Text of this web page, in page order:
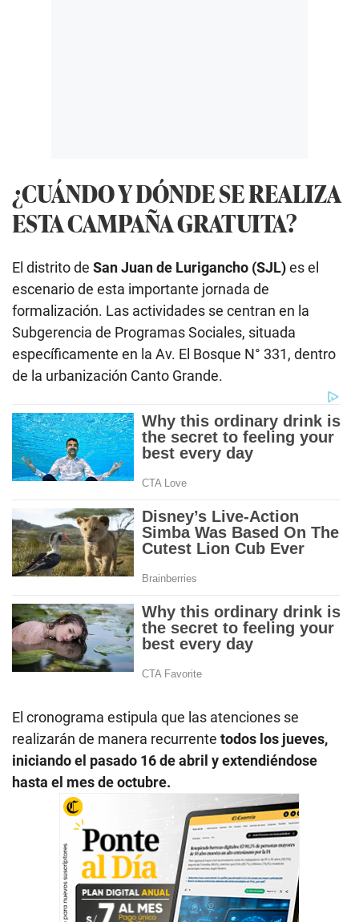
¿CUÁNDO Y DÓNDE SE REALIZA
ESTA CAMPAÑA GRATUITA?
El distrito de San Juan de Lurigancho (SJL)es el
escenario de esta importante jornada de
formalización. Las actividades se centran en la
Subgerencia de Programas Sociales, situada
específicamente en la Av. El Bosque N° 331, dentro
de la urbanización Canto Grande.
El cronograma estipula que las atenciones se
realizarán de manera recurrente todos los jueves,
iniciando el pasado 16 de abril y extendiéndose
hasta el mes de octubre.